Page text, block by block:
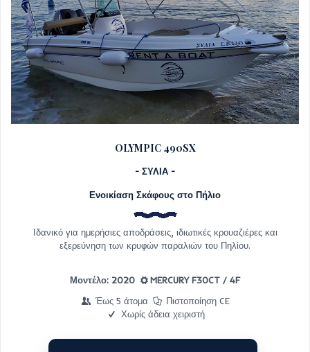
OLYMPIC 490SX
- ΣΥΛΙΑ -
Ενοικίαση Σκάφους στο Πήλιο
Ιδανικό για ημερήσιες αποδράσεις, ιδιωτικές κρουαζιέρες και
εξερεύνηση των κρυφών παραλιών του Πηλίου.
Μοντέλο: 2020
MERCURY F30CT / 4F
Έως 5 άτομα
Πιστοποίηση CE
Χωρίς άδεια χειριστή